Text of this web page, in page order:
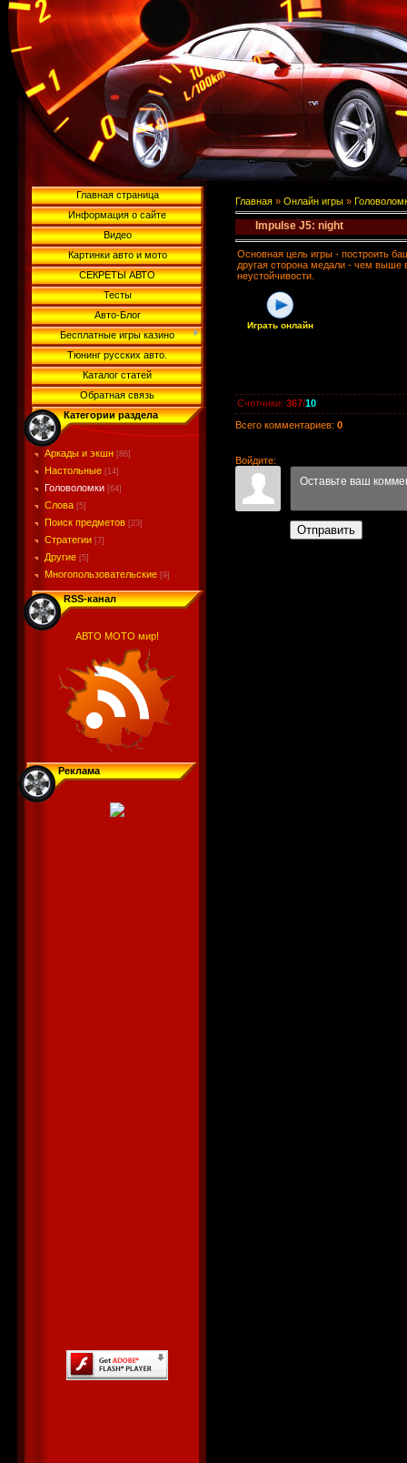
Главная страница
Информация о сайте
Видео
Картинки авто и мото
СЕКРЕТЫ АВТО
Тесты
Авто-Блог
Бесплатные игры казино
Тюнинг русских авто.
Каталог статей
Обратная связь
Категории раздела
Аркады и экшн [86]
Настольные [14]
Головоломки [64]
Слова [5]
Поиск предметов [23]
Стратегии [7]
Другие [5]
Многопользовательские [9]
RSS-канал
АВТО МОТО мир!
Реклама
Главная » Онлайн игры »
Impulse J5: night
Основная цель игры - построить
другая сторона медали - чем выше
неустойчивости.
Играть онлайн
Счетчики: 367/10
Всего комментариев: 0
Войдите:
Отправить